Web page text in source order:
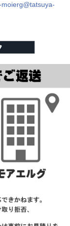
moierg@tatsuya-